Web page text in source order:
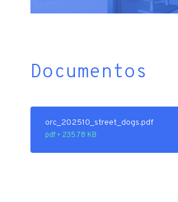
Documentos
orc_202510_street_dogs.pdf
pdf • 235.78 KB